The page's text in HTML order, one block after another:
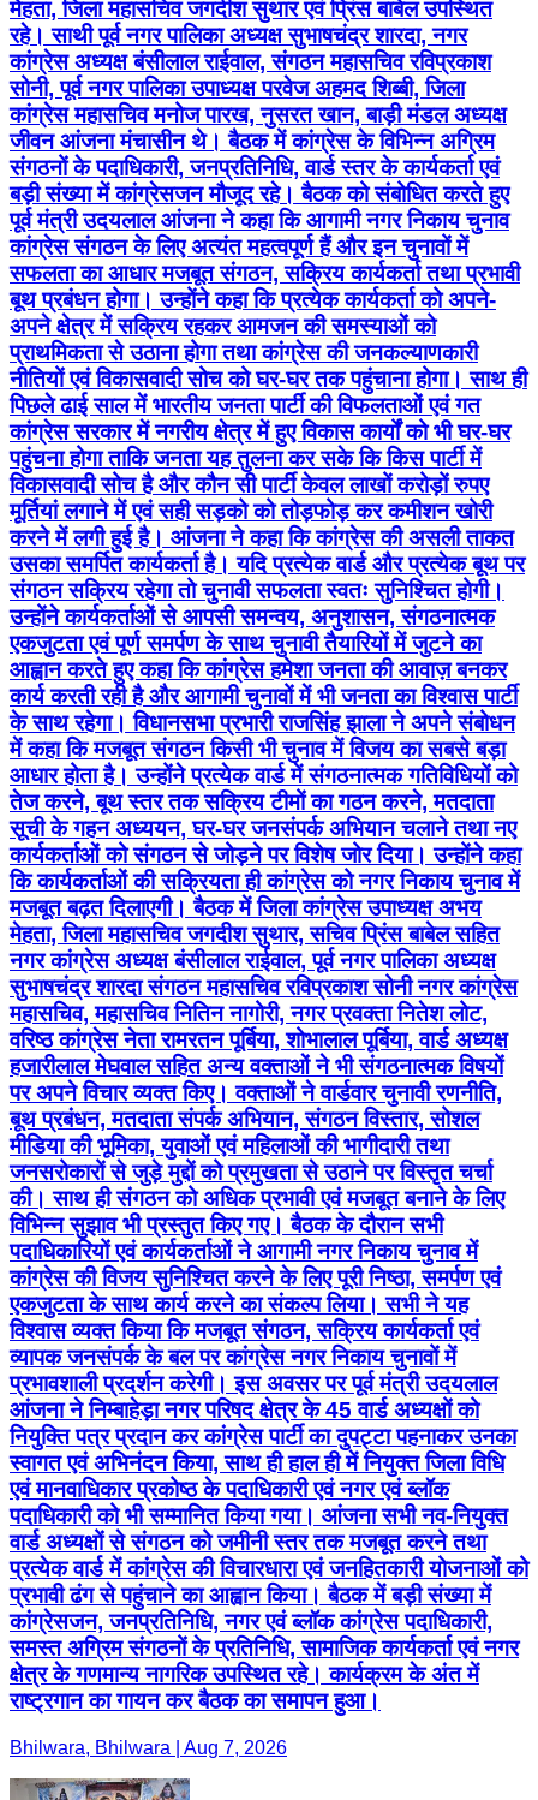
मेहता, जिला महासचिव जगदीश सुथार एवं प्रिंस बाबेल उपस्थित
रहे। साथी पूर्व नगर पालिका अध्यक्ष सुभाषचंद्र शारदा, नगर
कांग्रेस अध्यक्ष बंसीलाल राईवाल, संगठन महासचिव रविप्रकाश
सोनी, पूर्व नगर पालिका उपाध्यक्ष परवेज अहमद शिब्बी, जिला
कांग्रेस महासचिव मनोज पारख, नुसरत खान, बाड़ी मंडल अध्यक्ष
जीवन आंजना मंचासीन थे। बैठक में कांग्रेस के विभिन्न अग्रिम
संगठनों के पदाधिकारी, जनप्रतिनिधि, वार्ड स्तर के कार्यकर्ता एवं
बड़ी संख्या में कांग्रेसजन मौजूद रहे। बैठक को संबोधित करते हुए
पूर्व मंत्री उदयलाल आंजना ने कहा कि आगामी नगर निकाय चुनाव
कांग्रेस संगठन के लिए अत्यंत महत्वपूर्ण हैं और इन चुनावों में
सफलता का आधार मजबूत संगठन, सक्रिय कार्यकर्ता तथा प्रभावी
बूथ प्रबंधन होगा। उन्होंने कहा कि प्रत्येक कार्यकर्ता को अपने-
अपने क्षेत्र में सक्रिय रहकर आमजन की समस्याओं को
प्राथमिकता से उठाना होगा तथा कांग्रेस की जनकल्याणकारी
नीतियों एवं विकासवादी सोच को घर-घर तक पहुंचाना होगा। साथ ही
पिछले ढाई साल में भारतीय जनता पार्टी की विफलताओं एवं गत
कांग्रेस सरकार में नगरीय क्षेत्र में हुए विकास कार्यों को भी घर-घर
पहुंचना होगा ताकि जनता यह तुलना कर सके कि किस पार्टी में
विकासवादी सोच है और कौन सी पार्टी केवल लाखों करोड़ों रुपए
मूर्तियां लगाने में एवं सही सड़को को तोड़फोड़ कर कमीशन खोरी
करने में लगी हुई है। आंजना ने कहा कि कांग्रेस की असली ताकत
उसका समर्पित कार्यकर्ता है। यदि प्रत्येक वार्ड और प्रत्येक बूथ पर
संगठन सक्रिय रहेगा तो चुनावी सफलता स्वतः सुनिश्चित होगी।
उन्होंने कार्यकर्ताओं से आपसी समन्वय, अनुशासन, संगठनात्मक
एकजुटता एवं पूर्ण समर्पण के साथ चुनावी तैयारियों में जुटने का
आह्वान करते हुए कहा कि कांग्रेस हमेशा जनता की आवाज़ बनकर
कार्य करती रही है और आगामी चुनावों में भी जनता का विश्वास पार्टी
के साथ रहेगा। विधानसभा प्रभारी राजसिंह झाला ने अपने संबोधन
में कहा कि मजबूत संगठन किसी भी चुनाव में विजय का सबसे बड़ा
आधार होता है। उन्होंने प्रत्येक वार्ड में संगठनात्मक गतिविधियों को
तेज करने, बूथ स्तर तक सक्रिय टीमों का गठन करने, मतदाता
सूची के गहन अध्ययन, घर-घर जनसंपर्क अभियान चलाने तथा नए
कार्यकर्ताओं को संगठन से जोड़ने पर विशेष जोर दिया। उन्होंने कहा
कि कार्यकर्ताओं की सक्रियता ही कांग्रेस को नगर निकाय चुनाव में
मजबूत बढ़त दिलाएगी। बैठक में जिला कांग्रेस उपाध्यक्ष अभय
मेहता, जिला महासचिव जगदीश सुथार, सचिव प्रिंस बाबेल सहित
नगर कांग्रेस अध्यक्ष बंसीलाल राईवाल, पूर्व नगर पालिका अध्यक्ष
सुभाषचंद्र शारदा संगठन महासचिव रविप्रकाश सोनी नगर कांग्रेस
महासचिव, महासचिव नितिन नागोरी, नगर प्रवक्ता नितेश लोट,
वरिष्ठ कांग्रेस नेता रामरतन पूर्बिया, शोभालाल पूर्बिया, वार्ड अध्यक्ष
हजारीलाल मेघवाल सहित अन्य वक्ताओं ने भी संगठनात्मक विषयों
पर अपने विचार व्यक्त किए। वक्ताओं ने वार्डवार चुनावी रणनीति,
बूथ प्रबंधन, मतदाता संपर्क अभियान, संगठन विस्तार, सोशल
मीडिया की भूमिका, युवाओं एवं महिलाओं की भागीदारी तथा
जनसरोकारों से जुड़े मुद्दों को प्रमुखता से उठाने पर विस्तृत चर्चा
की। साथ ही संगठन को अधिक प्रभावी एवं मजबूत बनाने के लिए
विभिन्न सुझाव भी प्रस्तुत किए गए। बैठक के दौरान सभी
पदाधिकारियों एवं कार्यकर्ताओं ने आगामी नगर निकाय चुनाव में
कांग्रेस की विजय सुनिश्चित करने के लिए पूरी निष्ठा, समर्पण एवं
एकजुटता के साथ कार्य करने का संकल्प लिया। सभी ने यह
विश्वास व्यक्त किया कि मजबूत संगठन, सक्रिय कार्यकर्ता एवं
व्यापक जनसंपर्क के बल पर कांग्रेस नगर निकाय चुनावों में
प्रभावशाली प्रदर्शन करेगी। इस अवसर पर पूर्व मंत्री उदयलाल
आंजना ने निम्बाहेड़ा नगर परिषद क्षेत्र के 45 वार्ड अध्यक्षों को
नियुक्ति पत्र प्रदान कर कांग्रेस पार्टी का दुपट्टा पहनाकर उनका
स्वागत एवं अभिनंदन किया, साथ ही हाल ही में नियुक्त जिला विधि
एवं मानवाधिकार प्रकोष्ठ के पदाधिकारी एवं नगर एवं ब्लॉक
पदाधिकारी को भी सम्मानित किया गया। आंजना सभी नव-नियुक्त
वार्ड अध्यक्षों से संगठन को जमीनी स्तर तक मजबूत करने तथा
प्रत्येक वार्ड में कांग्रेस की विचारधारा एवं जनहितकारी योजनाओं को
प्रभावी ढंग से पहुंचाने का आह्वान किया। बैठक में बड़ी संख्या में
कांग्रेसजन, जनप्रतिनिधि, नगर एवं ब्लॉक कांग्रेस पदाधिकारी,
समस्त अग्रिम संगठनों के प्रतिनिधि, सामाजिक कार्यकर्ता एवं नगर
क्षेत्र के गणमान्य नागरिक उपस्थित रहे। कार्यक्रम के अंत में
राष्ट्रगान का गायन कर बैठक का समापन हुआ।
Bhilwara, Bhilwara | Aug 7, 2026